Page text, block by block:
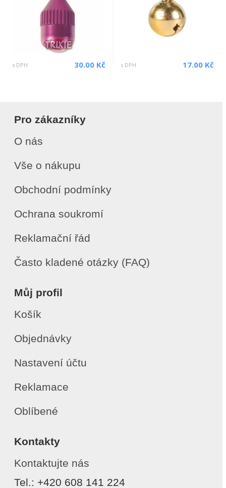
s DPH 30.00 Kč s DPH 17.00 Kč
Pro zákazníky
O nás
Vše o nákupu
Obchodní podmínky
Ochrana soukromí
Reklamační řád
Často kladené otázky (FAQ)
Můj profil
Košík
Objednávky
Nastavení účtu
Reklamace
Oblíbené
Kontakty
Kontaktujte nás
Tel.: +420 608 141 224